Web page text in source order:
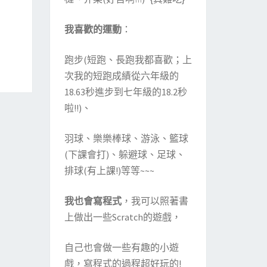
我喜歡的運動：
跑步(短跑、長跑我都喜歡；上
次我的短跑成績從六年級的
18.63秒進步到七年級的18.2秒
啦!!)、
羽球、樂樂棒球、游泳、籃球
(下課會打)、躲避球、足球、
排球(有上課!)等等~~~
我也會寫程式，我可以照著書
上做出一些Scratch的遊戲，
自己也會做一些有趣的小遊
戲，寫程式的過程超好玩的!